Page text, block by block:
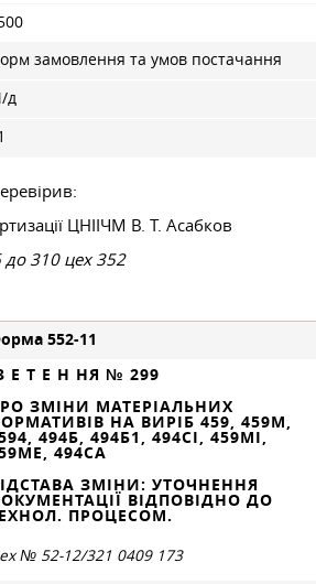
замовлення та умов постачання
д
ЦНІІЧМ В. Т. Асабков
до 310 цех 352
552-11
Е Т Е Н НЯ № 299
ЗМІНИ МАТЕРІАЛЬНИХ
НА ВИРІБ 459, 459М,
494Б, 494Б1, 494СІ, 459МІ,
494СА
ЗМІНИ: УТОЧНЕННЯ
ВІДПОВІДНО ДО
ПРОЦЕСОМ.
№ 52-12/321 0409 173